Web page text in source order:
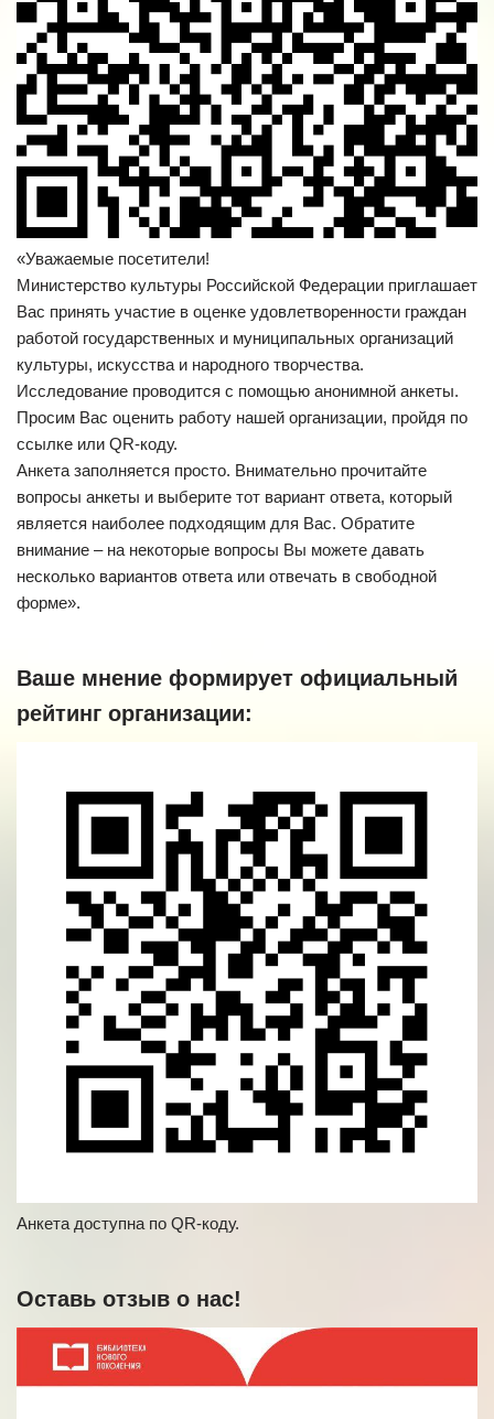
«Уважаемые посетители!
Министерство культуры Российской Федерации приглашает
Вас принять участие в оценке удовлетворенности граждан
работой государственных и муниципальных организаций
культуры, искусства и народного творчества.
Исследование проводится с помощью анонимной анкеты.
Просим Вас оценить работу нашей организации, пройдя по
ссылке или QR-коду.
Анкета заполняется просто. Внимательно прочитайте
вопросы анкеты и выберите тот вариант ответа, который
является наиболее подходящим для Вас. Обратите
внимание – на некоторые вопросы Вы можете давать
несколько вариантов ответа или отвечать в свободной
форме».
Ваше мнение формирует официальный
рейтинг организации:
Анкета доступна по QR-коду.
Оставь отзыв о нас!